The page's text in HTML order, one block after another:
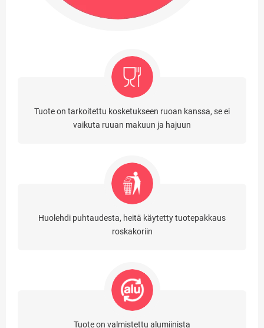
Tuote on tarkoitettu kosketukseen ruoan kanssa, se ei
vaikuta ruuan makuun ja hajuun
Huolehdi puhtaudesta, heitä käytetty tuotepakkaus
roskakoriin
Tuote on valmistettu alumiinista